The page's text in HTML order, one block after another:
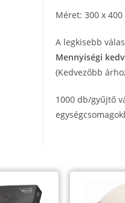
Méret: 300 x
A legkisebb
Mennyiségi
(Kedvezőbb
1000 db/gyűjtő